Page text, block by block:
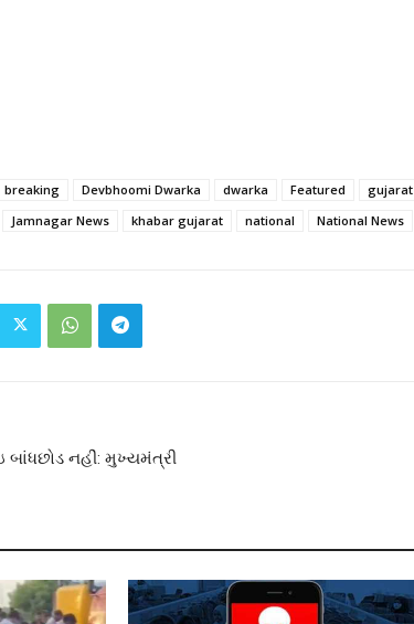
breaking Devbhoomi Dwarka dwarka Featured gujarat
Jamnagar News khabar gujarat national National News
બાંધછોડ નહીં: મુખ્યમંત્રી